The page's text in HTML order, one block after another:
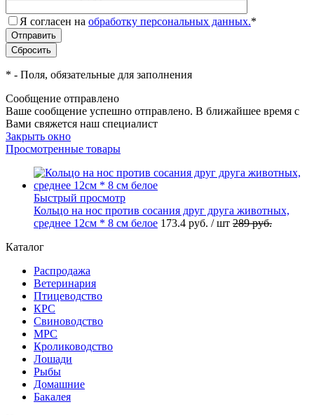
Я согласен на обработку персональных данных.*
* - Поля, обязательные для заполнения
Сообщение отправлено
Ваше сообщение успешно отправлено. В ближайшее время с
Вами свяжется наш специалист
Закрыть окно
Просмотренные товары
Быстрый просмотр
Кольцо на нос против сосания друг друга животных,
среднее 12см * 8 см белое 173.4 руб. / шт 289руб.
Каталог
Распродажа
Ветеринария
Птицеводство
КРС
Свиноводство
МРС
Кролиководство
Лошади
Рыбы
Домашние
Бакалея